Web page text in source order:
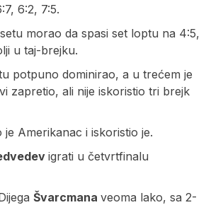
6:2, 7:5.
morao da spasi set loptu na 4:5,
u taj-brejku.
potpuno dominirao, a u trećem je
zapretio, ali nije iskoristio tri brejk
Amerikanac i iskoristio je.
igrati u četvrtfinalu
Švarcmana veoma lako, sa 2-